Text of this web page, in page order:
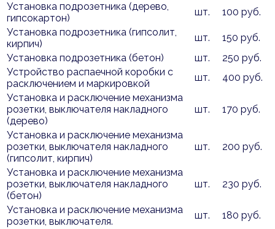
Установка подрозетника (дерево,
гипсокартон)
шт.
100 руб.
Установка подрозетника (гипсолит,
кирпич)
шт.
150 руб.
Установка подрозетника (бетон)
шт.
250 руб.
Устройство распаечной коробки с
расключением и маркировкой
шт.
400 руб.
Установка и расключение механизма
розетки, выключателя накладного
(дерево)
шт. 170 руб.
Установка и расключение механизма
розетки, выключателя накладного
(гипсолит, кирпич)
шт. 200 руб.
Установка и расключение механизма
розетки, выключателя накладного
(бетон)
шт. 230 руб.
Установка и расключение механизма
розетки, выключателя.
шт.
180 руб.